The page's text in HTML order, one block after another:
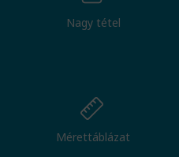
Nagy tétel
Mérettáblázat